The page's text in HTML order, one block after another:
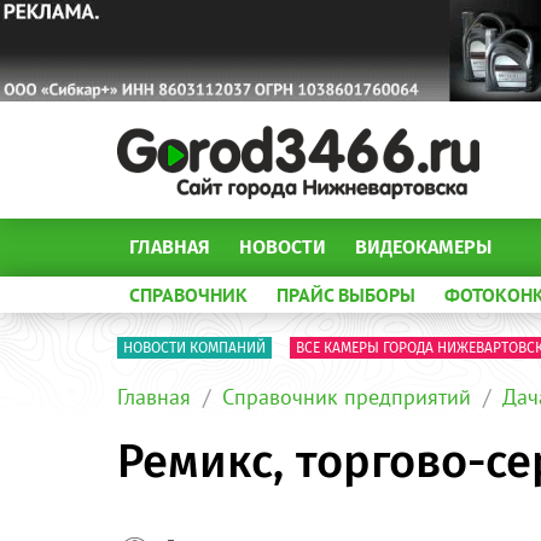
ГЛАВНАЯ НОВОСТИ ВИДЕОКАМЕРЫ
СПРАВОЧНИК ПРАЙС ВЫБОРЫ
НОВОСТИ КОМПАНИЙ ВСЕ КАМЕРЫ ГОРОДА
Главная Справочник предприятий
Ремикс, торгово-